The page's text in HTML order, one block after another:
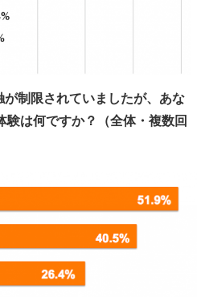
制限されていましたが、あな
験は何ですか？（全体・複数回